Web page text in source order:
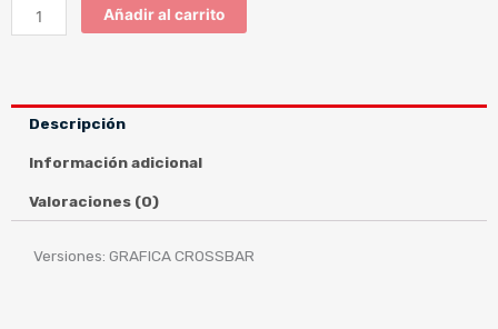
Añadir al carrito
Descripción
Información adicional
Valoraciones (0)
Versiones: GRAFICA CROSSBAR